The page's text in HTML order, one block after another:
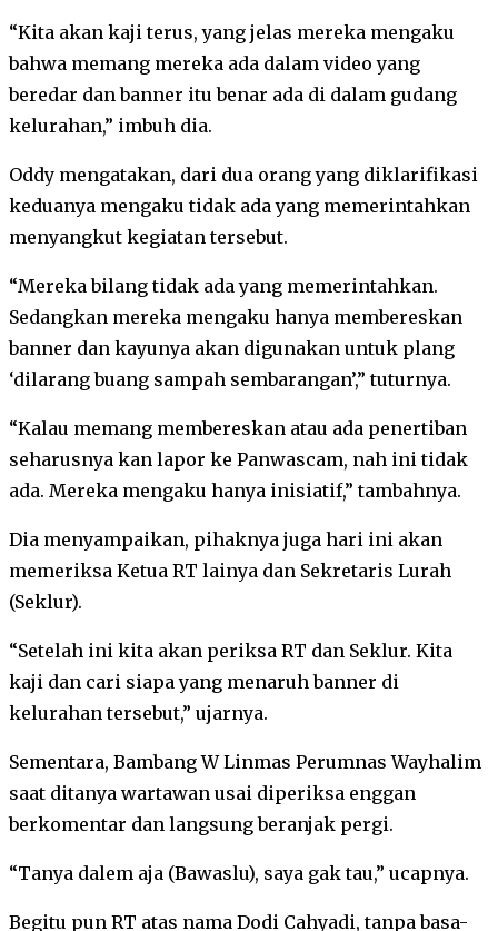
“Kita akan kaji terus, yang jelas mereka mengaku
bahwa memang mereka ada dalam video yang
beredar dan banner itu benar ada di dalam gudang
kelurahan,” imbuh dia.
Oddy mengatakan, dari dua orang yang diklarifikasi
keduanya mengaku tidak ada yang memerintahkan
menyangkut kegiatan tersebut.
“Mereka bilang tidak ada yang memerintahkan.
Sedangkan mereka mengaku hanya membereskan
banner dan kayunya akan digunakan untuk plang
‘dilarang buang sampah sembarangan’,” tuturnya.
“Kalau memang membereskan atau ada penertiban
seharusnya kan lapor ke Panwascam, nah ini tidak
ada. Mereka mengaku hanya inisiatif,” tambahnya.
Dia menyampaikan, pihaknya juga hari ini akan
memeriksa Ketua RT lainya dan Sekretaris Lurah
(Seklur).
“Setelah ini kita akan periksa RT dan Seklur. Kita
kaji dan cari siapa yang menaruh banner di
kelurahan tersebut,” ujarnya.
Sementara, Bambang W Linmas Perumnas Wayhalim
saat ditanya wartawan usai diperiksa enggan
berkomentar dan langsung beranjak pergi.
“Tanya dalem aja (Bawaslu), saya gak tau,” ucapnya.
Begitu pun RT atas nama Dodi Cahyadi, tanpa basa-